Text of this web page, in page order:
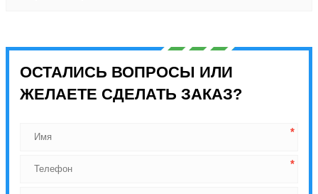
ОСТАЛИСЬ ВОПРОСЫ ИЛИ
ЖЕЛАЕТЕ СДЕЛАТЬ ЗАКАЗ?